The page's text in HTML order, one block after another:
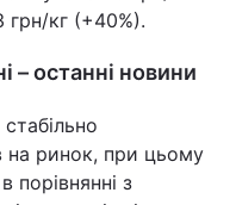
грн/кг (+40%).
– останні новини
на ринок, при цьому
порівнянні з